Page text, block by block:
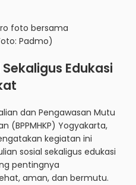
foto bersama
Padmo)
Edukasi
dan Pengawasan Mutu
(BPPMHKP) Yogyakarta,
kegiatan ini
sosial sekaligus edukasi
pentingnya
aman, dan bermutu.